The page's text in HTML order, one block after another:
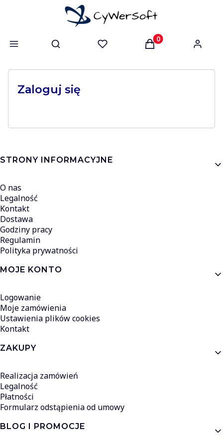
Otwórz wyszukiwarkę Produkty w
Zaloguj się
Linki w stopce
STRONY INFORMACYJNE
O nas
Legalność
Kontakt
Dostawa
Godziny pracy
Regulamin
Polityka prywatności
MOJE KONTO
Logowanie
Moje zamówienia
Ustawienia plików cookies
Kontakt
ZAKUPY
Realizacja zamówień
Legalność
Płatności
Formularz odstąpienia od umowy
BLOG I PROMOCJE